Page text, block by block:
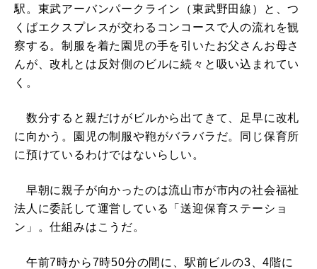
駅。東武アーバンパークライン（東武野田線）と、つ
くばエクスプレスが交わるコンコースで人の流れを観
察する。制服を着た園児の手を引いたお父さんお母さ
んが、改札とは反対側のビルに続々と吸い込まれてい
く。
数分すると親だけがビルから出てきて、足早に改札
に向かう。園児の制服や鞄がバラバラだ。同じ保育所
に預けているわけではないらしい。
早朝に親子が向かったのは流山市が市内の社会福祉
法人に委託して運営している「送迎保育ステーショ
ン」。仕組みはこうだ。
午前7時から7時50分の間に、駅前ビルの3、4階に